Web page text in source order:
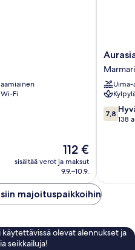
Fi
Hinta
on
112 €
112 €
sisältää verot ja maksut
9.9.–10.9.
Aurasia
SeaSide
Hotel
keskusta
Uima-
7.8
kautta
7,8
138
majoituspaikkoihin
olevat alennukset ja
seikkailuja!